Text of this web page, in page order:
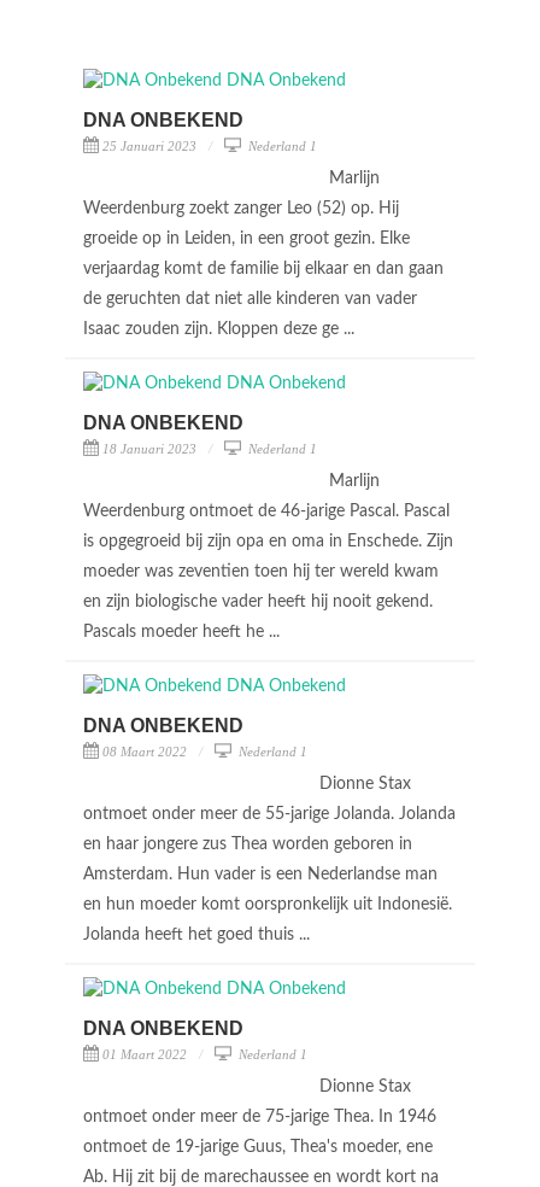
DNA ONBEKEND
25 Januari 2023 Nederland 1
Marlijn
Weerdenburg zoekt zanger Leo (52) op. Hij
groeide op in Leiden, in een groot gezin. Elke
verjaardag komt de familie bij elkaar en dan gaan
de geruchten dat niet alle kinderen van vader
Isaac zouden zijn. Kloppen deze ge ...
DNA ONBEKEND
18 Januari 2023 Nederland 1
Marlijn
Weerdenburg ontmoet de 46-jarige Pascal. Pascal
is opgegroeid bij zijn opa en oma in Enschede. Zijn
moeder was zeventien toen hij ter wereld kwam
en zijn biologische vader heeft hij nooit gekend.
Pascals moeder heeft he ...
DNA ONBEKEND
08 Maart 2022 Nederland 1
Dionne Stax
ontmoet onder meer de 55-jarige Jolanda. Jolanda
en haar jongere zus Thea worden geboren in
Amsterdam. Hun vader is een Nederlandse man
en hun moeder komt oorspronkelijk uit Indonesië.
Jolanda heeft het goed thuis ...
DNA ONBEKEND
01 Maart 2022 Nederland 1
Dionne Stax
ontmoet onder meer de 75-jarige Thea. In 1946
ontmoet de 19-jarige Guus, Thea's moeder, ene
Ab. Hij zit bij de marechaussee en wordt kort na